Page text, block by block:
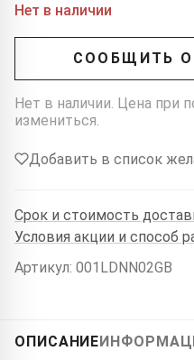
Нет в наличии
СООБЩИТЬ О
Нет в наличии. Цена при
измениться.
Добавить в список
Срок и стоимость
Условия акции и способ
Артикул: 001LDNN02GB
ОПИСАНИЕ